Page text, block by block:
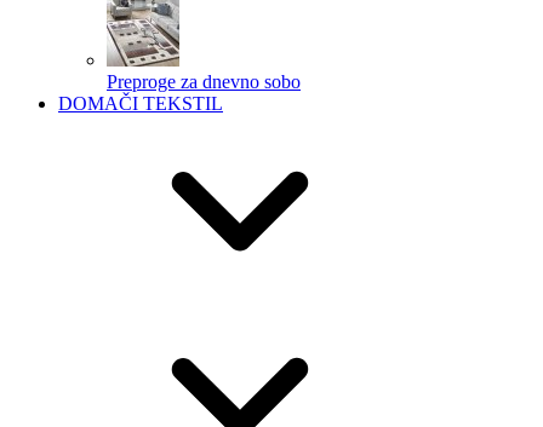
Preproge za dnevno sobo
DOMAČI TEKSTIL